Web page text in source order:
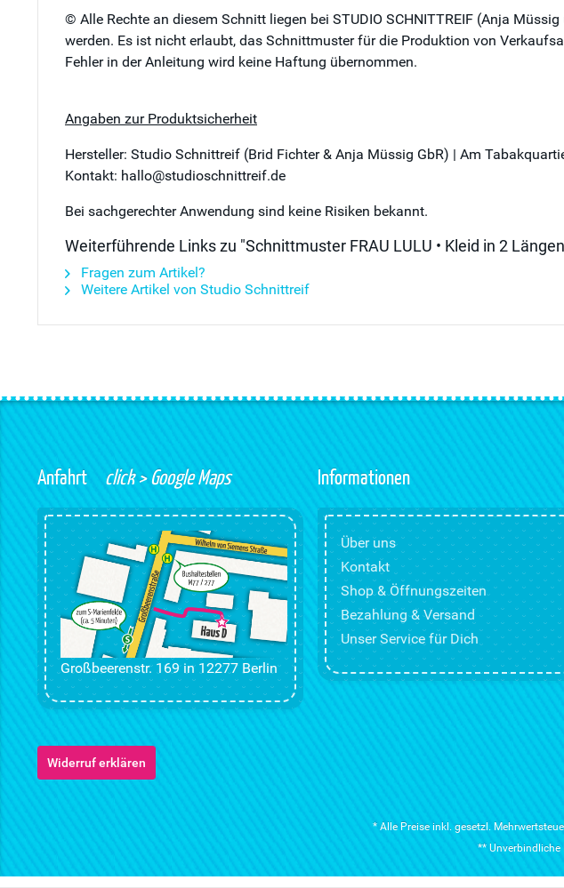
© Alle Rechte an diesem Schnitt liegen bei STUDIO SCHNITTREIF (Anja
werden. Es ist nicht erlaubt, das Schnittmuster für die Produktion von
Fehler in der Anleitung wird keine Haftung übernommen.
Angaben zur Produktsicherheit
Hersteller: Studio Schnittreif (Brid Fichter & Anja Müssig GbR) | Am
Kontakt: hallo@studioschnittreif.de
Bei sachgerechter Anwendung sind keine Risiken bekannt.
Weiterführende Links zu "Schnittmuster FRAU LULU • Kleid in 2
Fragen zum Artikel?
Weitere Artikel von Studio Schnittreif
Anfahrt click > Google Maps
Großbeerenstr. 169 in 12277 Berlin
Informationen
Über uns
Kontakt
Shop & Öffnungszeiten
Bezahlung & Versand
Unser Service für Dich
Widerruf erklären
* Alle Preise inkl. gesetzl.
** Unverbindliche